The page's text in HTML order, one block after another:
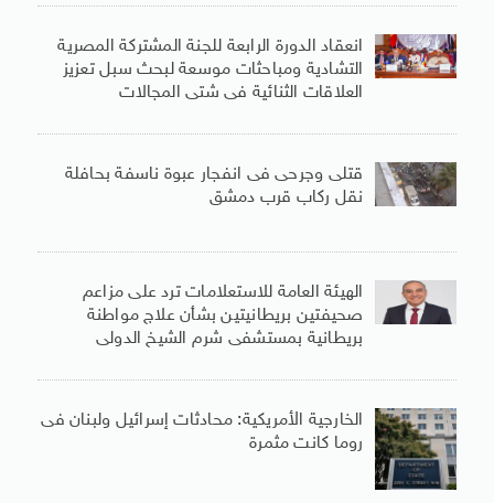
انعقاد الدورة الرابعة للجنة المشتركة المصرية
التشادية ومباحثات موسعة لبحث سبل تعزيز
العلاقات الثنائية فى شتى المجالات
قتلى وجرحى فى انفجار عبوة ناسفة بحافلة
نقل ركاب قرب دمشق
الهيئة العامة للاستعلامات ترد على مزاعم
صحيفتين بريطانيتين بشأن علاج مواطنة
بريطانية بمستشفى شرم الشيخ الدولى
الخارجية الأمريكية: محادثات إسرائيل ولبنان فى
روما كانت مثمرة